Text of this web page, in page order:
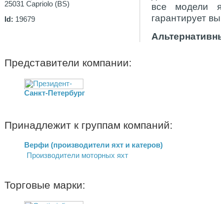
25031 Capriolo (BS)
Id: 19679
все модели
гарантирует
Представители компании:
Санкт-Петербург
Принадлежит к группам компаний:
Верфи (производители яхт и катеров)
Производители моторных яхт
Торговые марки: